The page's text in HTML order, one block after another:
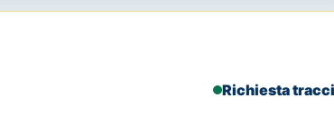
Richiesta